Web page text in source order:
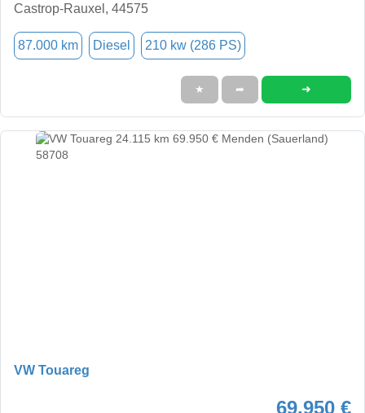
Castrop-Rauxel, 44575
87.000 km Diesel 210 kw (286 PS)
★ ➦ ➜
VW Touareg
69.950 €